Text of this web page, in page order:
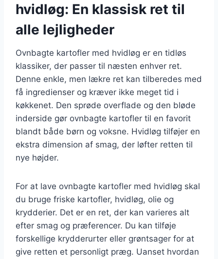
hvidløg: En klassisk ret til
alle lejligheder
Ovnbagte kartofler med hvidløg er en tidløs
klassiker, der passer til næsten enhver ret.
Denne enkle, men lækre ret kan tilberedes med
få ingredienser og kræver ikke meget tid i
køkkenet. Den sprøde overflade og den bløde
inderside gør ovnbagte kartofler til en favorit
blandt både børn og voksne. Hvidløg tilføjer en
ekstra dimension af smag, der løfter retten til
nye højder.
For at lave ovnbagte kartofler med hvidløg skal
du bruge friske kartofler, hvidløg, olie og
krydderier. Det er en ret, der kan varieres alt
efter smag og præferencer. Du kan tilføje
forskellige krydderurter eller grøntsager for at
give retten et personligt præg. Uanset hvordan